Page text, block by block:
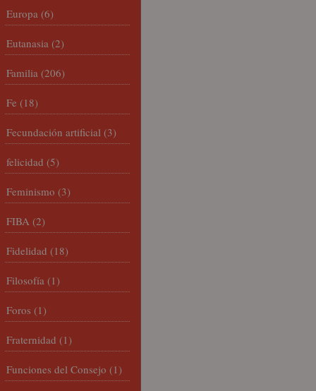
Europa (6)
Eutanasia (2)
Familia (206)
Fe (18)
Fecundación artificial (3)
felicidad (5)
Feminismo (3)
FIBA (2)
Fidelidad (18)
Filosofía (1)
Foros (1)
Fraternidad (1)
Funciones del Consejo (1)